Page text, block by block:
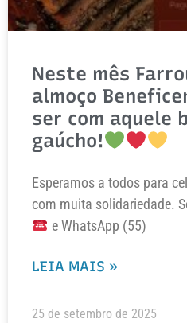
Neste mês
almoço
ser com aquele
gaúcho!
Esperamos a todos para
com muita solidariedade.
e WhatsApp (55)
LEIA MAIS »
25 de setembro de 2025